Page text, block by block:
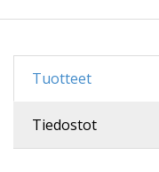
Tuotteet
Tiedostot